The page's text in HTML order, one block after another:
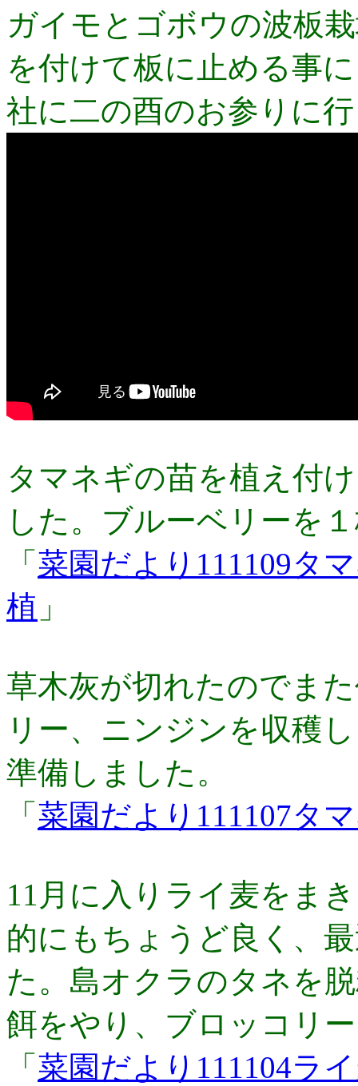
ガイモとゴボウの波板
を付けて板に止める事
社に二の酉のお参りに
タマネギの苗を植え付
した。ブルーベリーを
「 菜園だより111109タ
植 」
草木灰が切れたのでま
リー、ニンジンを収穫
準備しました。
「 菜園だより111107タ
11月に入りライ麦をま
的にもちょうど良く、
た。島オクラのタネを
餌をやり、ブロッコリ
「 菜園だより111104ラ